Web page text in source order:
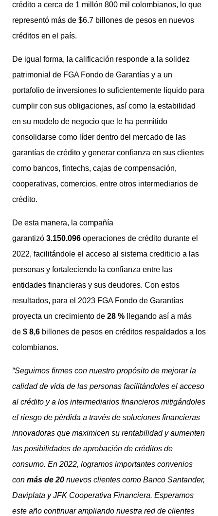
crédito a cerca de 1 millón 800 mil colombianos, lo que
representó más de $6.7 billones de pesos en nuevos
créditos en el país.
De igual forma, la calificación responde a la solidez
patrimonial de FGA Fondo de Garantías y a un
portafolio de inversiones lo suficientemente líquido para
cumplir con sus obligaciones, así como la estabilidad
en su modelo de negocio que le ha permitido
consolidarse como líder dentro del mercado de las
garantías de crédito y generar confianza en sus clientes
como bancos, fintechs, cajas de compensación,
cooperativas, comercios, entre otros intermediarios de
crédito.
De esta manera, la compañía
garantizó 3.150.096 operaciones de crédito durante el
2022, facilitándole el acceso al sistema crediticio a las
personas y fortaleciendo la confianza entre las
entidades financieras y sus deudores. Con estos
resultados, para el 2023 FGA Fondo de Garantías
proyecta un crecimiento de 28 % llegando así a más
de $ 8,6 billones de pesos en créditos respaldados a los
colombianos.
“Seguimos firmes con nuestro propósito de mejorar la
calidad de vida de las personas facilitándoles el acceso
al crédito y a los intermediarios financieros mitigándoles
el riesgo de pérdida a través de soluciones financieras
innovadoras que maximicen su rentabilidad y aumenten
las posibilidades de aprobación de créditos de
consumo. En 2022, logramos importantes convenios
con más de 20 nuevos clientes como Banco Santander,
Daviplata y JFK Cooperativa Financiera. Esperamos
este año continuar ampliando nuestra red de clientes